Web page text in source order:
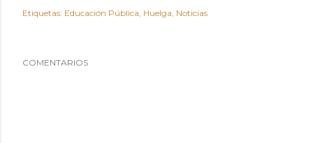
Etiquetas: Educación Pública Huelga Noticias
COMENTARIOS